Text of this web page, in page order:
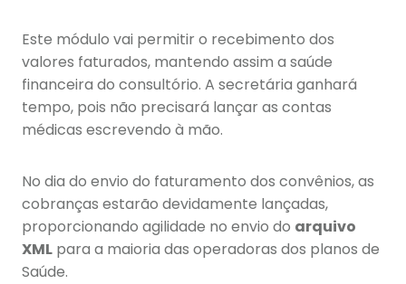
Este módulo vai permitir o recebimento dos
valores faturados, mantendo assim a saúde
financeira do consultório. A secretária ganhará
tempo, pois não precisará lançar as contas
médicas escrevendo à mão.
No dia do envio do faturamento dos convênios, as
cobranças estarão devidamente lançadas,
proporcionando agilidade no envio do arquivo
XML para a maioria das operadoras dos planos de
Saúde.